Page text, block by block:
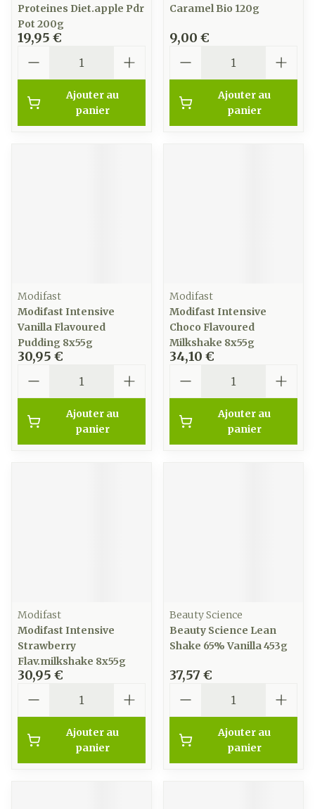
Proteines Diet.apple Pdr
Pot 200g
19,95 €
Ajouter au
panier
Caramel Bio 120g
9,00 €
Ajouter au
panier
Modifast
Modifast Intensive
Vanilla Flavoured
Pudding 8x55g
30,95 €
Ajouter au
panier
Modifast
Modifast Intensive
Choco Flavoured
Milkshake 8x55g
34,10 €
Ajouter au
panier
Modifast
Modifast Intensive
Strawberry
Flav.milkshake 8x55g
30,95 €
Ajouter au
panier
Beauty Science
Beauty Science Lean
Shake 65% Vanilla 453g
37,57 €
Ajouter au
panier